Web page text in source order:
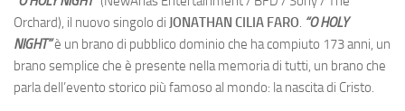
Orchard), il nuovo singolo di JONATHAN CILIA FARO. “O HOLY
NIGHT”è un brano di pubblico dominio che ha compiuto 173 anni, un
brano semplice che è presente nella memoria di tutti, un brano che
parla dell’evento storico più famoso al mondo: la nascita di Cristo.